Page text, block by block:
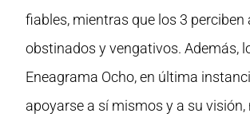
fiables, mientras que los 3 perciben
obstinados y vengativos. Además,
Eneagrama Ocho, en última
apoyarse a sí mismos y a su